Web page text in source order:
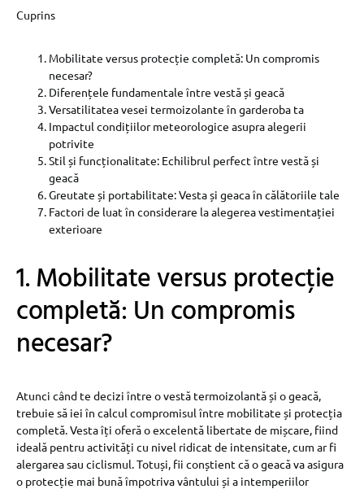
Cuprins
Mobilitate versus protecție completă: Un compromis
necesar?
Diferențele fundamentale între vestă și geacă
Versatilitatea vesei termoizolante în garderoba ta
Impactul condițiilor meteorologice asupra alegerii
potrivite
Stil și funcționalitate: Echilibrul perfect între vestă și
geacă
Greutate și portabilitate: Vesta și geaca în călătoriile tale
Factori de luat în considerare la alegerea vestimentației
exterioare
1. Mobilitate versus protecție
completă: Un compromis
necesar?
Atunci când te decizi între o vestă termoizolantă și o geacă,
trebuie să iei în calcul compromisul între mobilitate și protecția
completă. Vesta îți oferă o excelentă libertate de mișcare, fiind
ideală pentru activități cu nivel ridicat de intensitate, cum ar fi
alergarea sau ciclismul. Totuși, fii conștient că o geacă va asigura
o protecție mai bună împotriva vântului și a intemperiilor